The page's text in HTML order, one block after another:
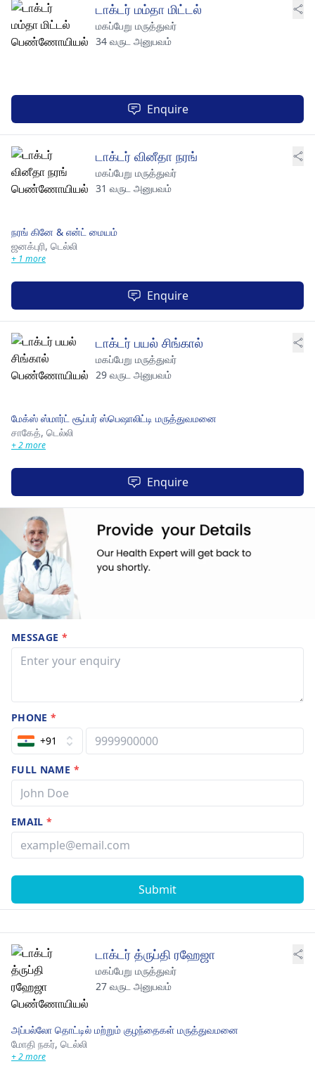
டாக்டர் மம்தா மிட்டல்
மகப்பேறு மருத்துவர்
34 வருட அனுபவம்
Enquire
டாக்டர் வினீதா நரங்
மகப்பேறு மருத்துவர்
31 வருட அனுபவம்
நரங் கினே & என்ட் மையம்
ஜனக்புரி, டெல்லி
+ 1 more
Enquire
டாக்டர் பயல் சிங்கால்
மகப்பேறு மருத்துவர்
29 வருட அனுபவம்
மேக்ஸ் ஸ்மார்ட் சூப்பர் ஸ்பெஷாலிட்டி மருத்துவமனை
சாகேத், டெல்லி
+ 2 more
Enquire
MESSAGE *
PHONE*
+91
FULL NAME *
EMAIL*
Submit
டாக்டர் த்ருப்தி ரஹேஜா
மகப்பேறு மருத்துவர்
27 வருட அனுபவம்
அப்பல்லோ தொட்டில் மற்றும் குழந்தைகள் மருத்துவமனை
மோதி நகர், டெல்லி
+ 2 more